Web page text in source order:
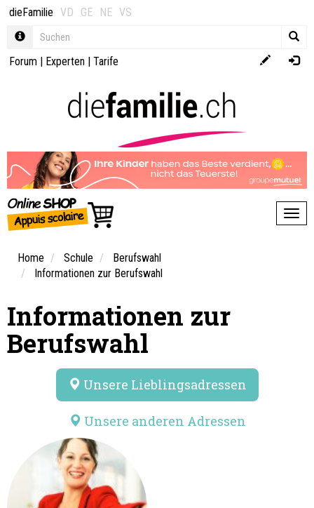
dieFamilie VD GE NE VS
Forum | Experten | Tarife
Home Schule
Berufswahl
Informationen zur Berufswahl
Informationen zur
Berufswahl
Unsere Lieblingsadressen
Unsere anderen Adressen